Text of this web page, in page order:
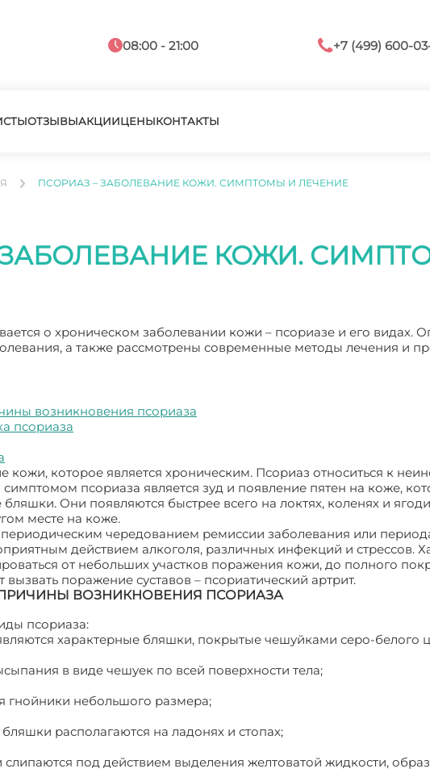
08:00 - 21:00 +7 (499) 600-
ОТЗЫВЫАКЦИИЦЕНЫКОНТАКТЫ
ПСОРИАЗ – ЗАБОЛЕВАНИЕ КОЖИ. СИМПТОМЫ И ЛЕЧЕНИЕ
КОЖИ.
о хроническом заболевании кожи – псориазе и его видах.
а также рассмотрены современные методы лечения и
возникновения псориаза
псориаза
кожи, которое является хроническим. Псориаз относиться к
псориаза является зуд и появление пятен на коже,
Они появляются быстрее всего на локтях, коленях и
месте на коже.
периодическим чередованием ремиссии заболевания или
действием алкоголя, различных инфекций и стрессов.
от небольших участков поражения кожи, до полного
поражение суставов – псориатический артрит.
ВОЗНИКНОВЕНИЯ ПСОРИАЗА
псориаза:
характерные бляшки, покрытые чешуйками серо-белого
в виде чешуек по всей поверхности тела;
гнойники небольшого размера;
располагаются на ладонях и стопах;
слипаются под действием выделения желтоватой жидкости,